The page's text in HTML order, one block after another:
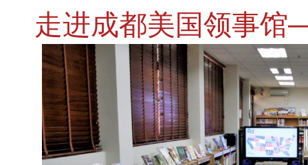
走进成都美国领事